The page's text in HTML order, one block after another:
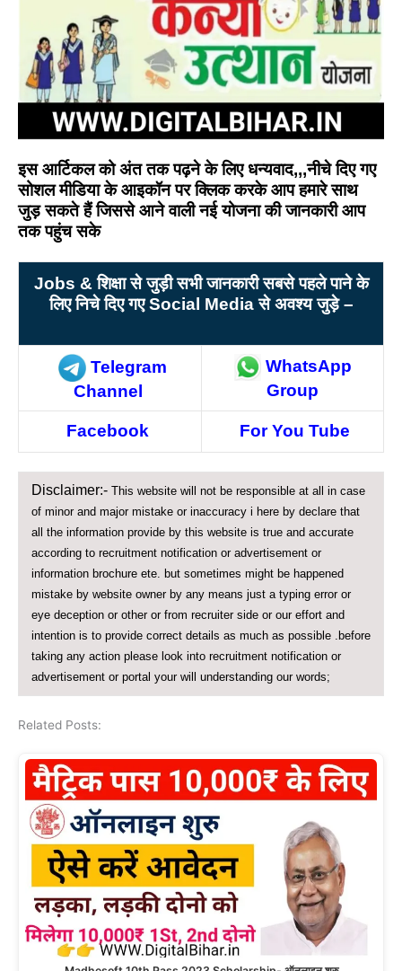
इस आर्टिकल को अंत तक पढ़ने के लिए धन्यवाद,,,नीचे दिए गए
सोशल मीडिया के आइकॉन पर क्लिक करके आप हमारे साथ
जुड़ सकते हैं जिससे आने वाली नई योजना की जानकारी आप
तक पहुंच सके
Jobs & शिक्षा से जुड़ी सभी जानकारी सबसे पहले पाने के
लिए निचे दिए गए Social Media से अवश्य जुड़े –
Telegram
Channel
WhatsApp
Group
Facebook For You Tube
Disclaimer:-This website will not be responsible at all in case
of minor and major mistake or inaccuracy i here by declare that
all the information provide by this website is true and accurate
according to recruitment notification or advertisement or
information brochure ete. but sometimes might be happened
mistake by website owner by any means just a typing error or
eye deception or other or from recruiter side or our effort and
intention is to provide correct details as much as possible .before
taking any action please look into recruitment notification or
advertisement or portal your will understanding our words;
Related Posts: